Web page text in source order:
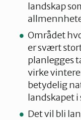
landskap
Området
er svært
planlegges
virke
betydelig
landskapet
Det vil bli